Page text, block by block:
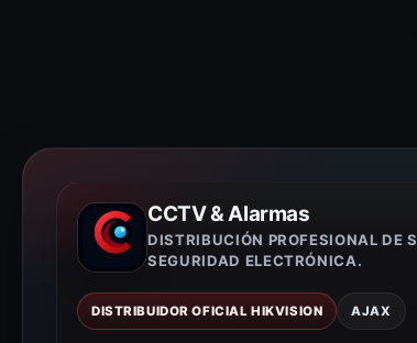
CCTV & Alarmas
DISTRIBUCIÓN PROFESIONAL DE
SEGURIDAD ELECTRÓNICA.
DISTRIBUIDOR OFICIAL HIKVISION AJAX